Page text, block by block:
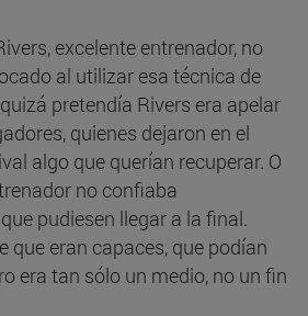
excelente entrenador, no
al utilizar esa técnica de
pretendía Rivers era apelar
quienes dejaron en el
algo que querían recuperar. O
no confiaba
pudiesen llegar a la final.
que eran capaces, que podían
era tan sólo un medio, no un fin